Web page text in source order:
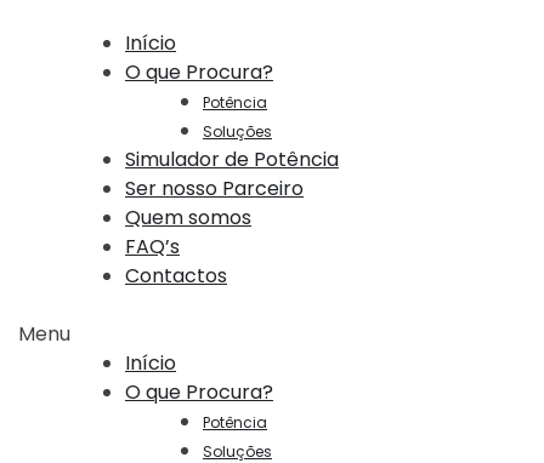
Início
O que Procura?
Potência
Soluções
Simulador de Potência
Ser nosso Parceiro
Quem somos
FAQ’s
Contactos
Menu
Início
O que Procura?
Potência
Soluções